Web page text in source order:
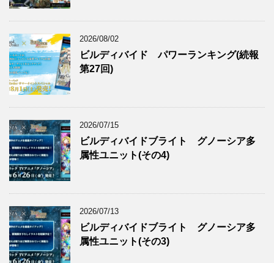
2026/08/02
ビルディバイド パワーランキング(続報
第27回)
2026/07/15
ビルディバイドブライト グノーシア多
属性ユニット(その4)
2026/07/13
ビルディバイドブライト グノーシア多
属性ユニット(その3)